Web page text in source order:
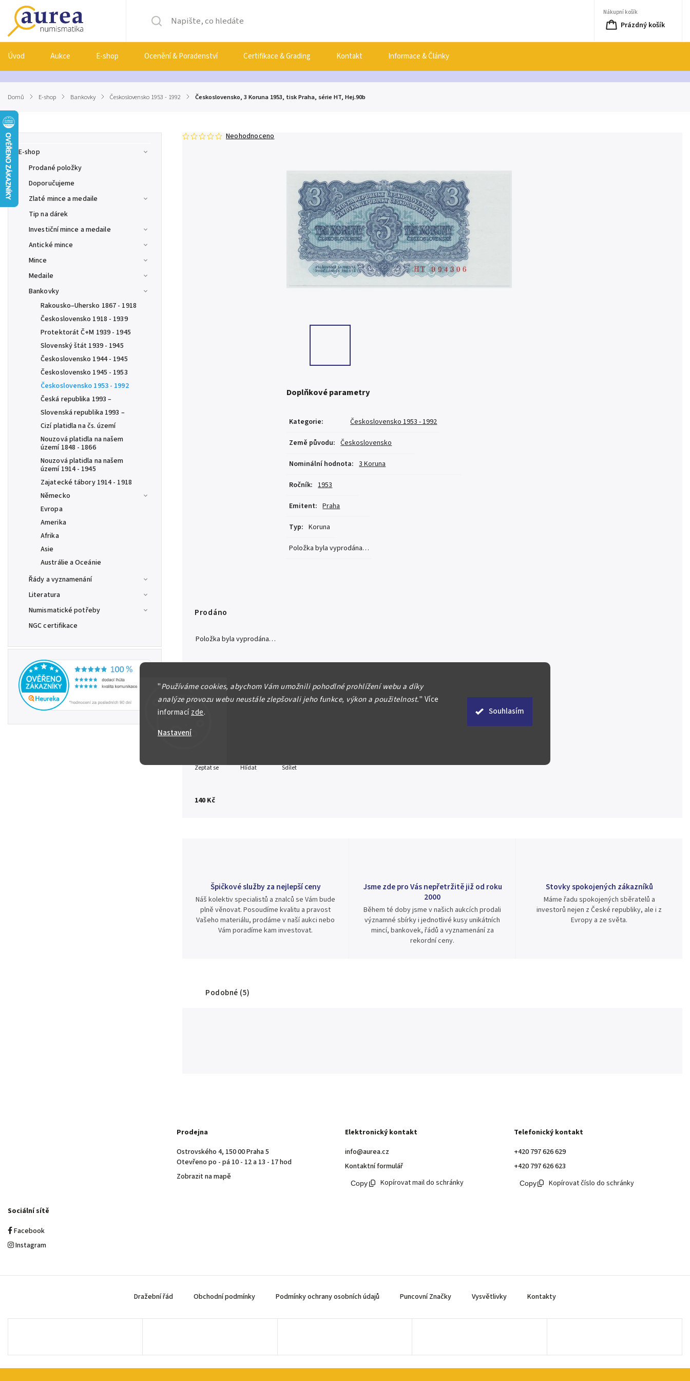
"Používáme cookies, abychom Vám umožnili pohodlné prohlížení webu a díky
analýze provozu webu neustále zlepšovali jeho funkce, výkon a použitelnost." Více
informacízde.
Nastavení
Souhlasím
Nákupní košík
Prázdný košík
Úvod Aukce E-shop Ocenění & Poradenství Certifikace & Grading Kontakt Informace & Články
Domů / E-shop / Bankovky / Československo 1953 - 1992 / Československo, 3 Koruna 1953, tisk Praha, série HT, Hej.90b
E-shop
Prodané položky
Doporučujeme
Zlaté mince a medaile
Tip na dárek
Investiční mince a medaile
Antické mince
Mince
Medaile
Bankovky
Rakousko–Uhersko 1867 - 1918
Československo 1918 - 1939
Protektorát Č+M 1939 - 1945
Slovenský štát 1939 - 1945
Československo 1944 - 1945
Československo 1945 - 1953
Československo 1953 - 1992
Česká republika 1993 –
Slovenská republika 1993 –
Cizí platidla na čs. území
Nouzová platidla na našem
území 1848 - 1866
Nouzová platidla na našem
území 1914 - 1945
Zajatecké tábory 1914 - 1918
Německo
Evropa
Amerika
Afrika
Asie
Austrálie a Oceánie
Řády a vyznamenání
Literatura
Numismatické potřeby
NGC certifikace
Neohodnoceno
Doplňkové parametry
Kategorie: Československo 1953 - 1992
Země původu: Československo
Nominální hodnota: 3 Koruna
Ročník: 1953
Emitent: Praha
Typ: Koruna
Položka byla vyprodána…
140 Kč
Prodáno
Položka byla vyprodána…
3 Koruna 1953, tisk Praha, série HT, Hej.90b N/UNC
Detailní informace
Zeptat se Hlídat Sdílet
Špičkové služby za nejlepší ceny
Náš kolektiv specialistů a znalců se Vám bude
plně věnovat. Posoudíme kvalitu a pravost
Vašeho materiálu, prodáme v naší aukci nebo
Vám poradíme kam investovat.
Jsme zde pro Vás nepřetržitě již od roku
2000
Během té doby jsme v našich aukcích prodali
významné sbírky i jednotlivé kusy unikátních
mincí, bankovek, řádů a vyznamenání za
rekordní ceny.
Stovky spokojených zákazníků
Máme řadu spokojených sběratelů a
investorů nejen z České republiky, ale i z
Evropy a ze světa.
Podobné (5)
Prodejna
Ostrovského 4, 150 00 Praha 5
Otevřeno po - pá 10 - 12 a 13 - 17 hod
Zobrazit na mapě
Elektronický kontakt
info@aurea.cz
Kontaktní formulář
Kopírovat mail do schránky
Telefonický kontakt
+420 797 626 629
+420 797 626 623
Kopírovat číslo do schránky
Sociální sítě
Facebook
Instagram
Dražební řád Obchodní podmínky Podmínky ochrany osobních údajů Puncovní Značky Vysvětlivky Kontakty